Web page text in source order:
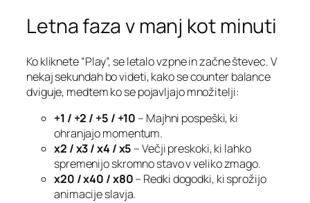
Letna faza v manj kot minuti
Ko kliknete “Play”, se letalo vzpne in začne števec. V
nekaj sekundah bo videti, kako se counter balance
dviguje, medtem ko se pojavljajo množitelji:
+1 / +2 / +5 / +10 – Majhni pospeški, ki
ohranjajo momentum.
x2 / x3 / x4 / x5 – Večji preskoki, ki lahko
spremenijo skromno stavo v veliko zmago.
x20 / x40 / x80– Redki dogodki, ki sprožijo
animacije slavja.